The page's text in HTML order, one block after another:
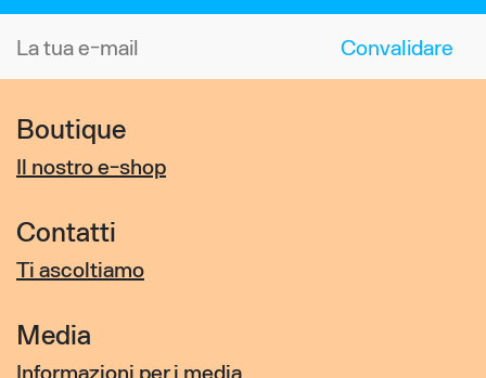
Boutique
Il nostro e-shop
Contatti
Ti ascoltiamo
Media
Informazioni per i media